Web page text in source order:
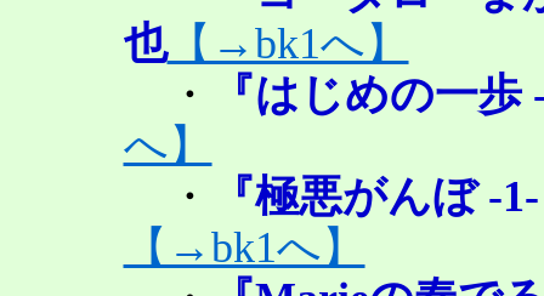
也【→bk1へ】
・
『はじめの一
へ】
・
『極悪がんぼ -
【→bk1へ】